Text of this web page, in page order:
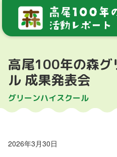
高尾100年の森グ
ル 成果発表会
グリーンハイスクール
2026年3月30日